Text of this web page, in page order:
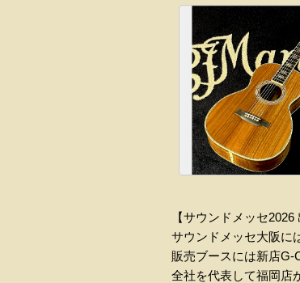
【サウンドメッセ2026
サウンドメッセ大阪に
販売ブースには新店G-
全社を代表して福岡店